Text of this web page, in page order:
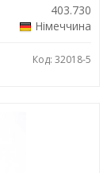
403.730
Німеччина
Код: 32018-5